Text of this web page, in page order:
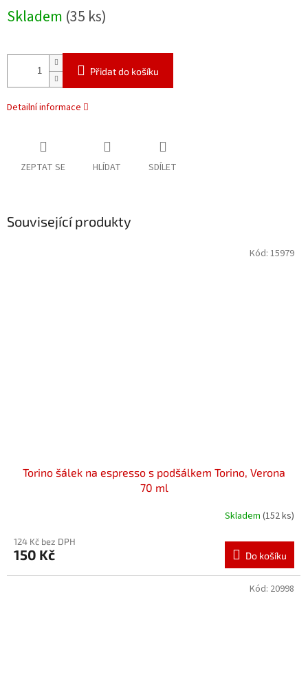
cena:
Skladem (35 ks)
Přidat do košíku
Detailní informace
ZEPTAT SE HLÍDAT SDÍLET
Související produkty
Torino šálek na espresso s podšálkem Torino, Verona
70 ml
Skladem (152 ks)
124 Kč bez DPH
150 Kč Do košíku
Kód: 15979
Kód: 20998